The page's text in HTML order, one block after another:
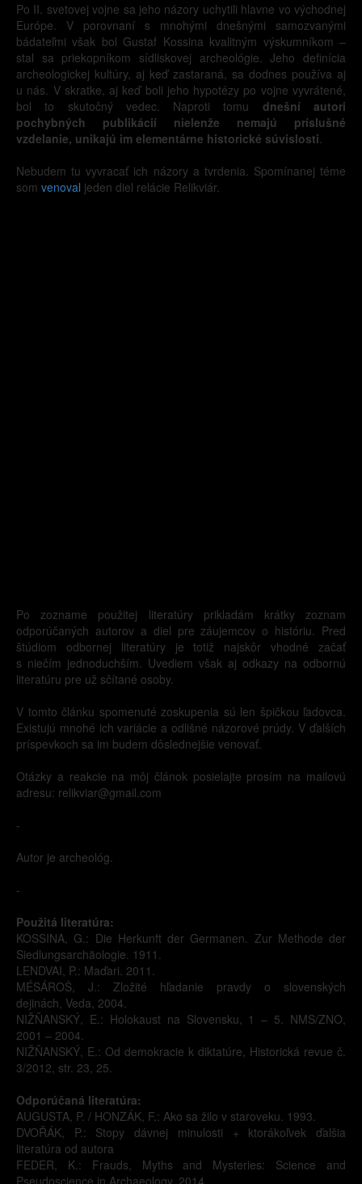
Po II. svetovej vojne sa jeho názory uchytili hlavne vo východnej
Európe. V porovnaní s mnohými dnešnými samozvanými
bádateľmi však bol Gustaf Kossina kvalitným výskumníkom –
stal sa priekopníkom sídliskovej archeológie. Jeho definícia
archeologickej kultúry, aj keď zastaraná, sa dodnes používa aj
u nás. V skratke, aj keď boli jeho hypotézy po vojne vyvrátené,
bol to skutočný vedec. Naproti tomu dnešní autori
pochybných publikácií nielenže nemajú príslušné
vzdelanie, unikajú im elementárne historické súvislosti.
Nebudem tu vyvracať ich názory a tvrdenia. Spomínanej téme
som venoval jeden diel relácie Relikviár.
Po zozname použitej literatúry prikladám krátky zoznam
odporúčaných autorov a diel pre záujemcov o históriu. Pred
štúdiom odbornej literatúry je totiž najskôr vhodné začať
s niečím jednoduchším. Uvediem však aj odkazy na odbornú
literatúru pre už sčítané osoby.
V tomto článku spomenuté zoskupenia sú len špičkou ľadovca.
Existujú mnohé ich variácie a odlišné názorové prúdy. V ďalších
príspevkoch sa im budem dôslednejšie venovať.
Otázky a reakcie na môj článok posielajte prosím na mailovú
adresu: relikviar@gmail.com
-
Autor je archeológ.
-
Použitá literatúra:
KOSSINA, G.: Die Herkunft der Germanen. Zur Methode der
Siedlungsarchäologie. 1911.
LENDVAI, P.: Maďari. 2011.
MÉSÁROŠ, J.: Zložité hľadanie pravdy o slovenských
dejinách, Veda, 2004.
NIŽŇANSKÝ, E.: Holokaust na Slovensku, 1 – 5. NMS/ZNO,
2001 – 2004.
NIŽŇANSKÝ, E.: Od demokracie k diktatúre, Historická revue č.
3/2012, str. 23, 25.
Odporúčaná literatúra:
AUGUSTA, P. / HONZÁK, F.: Ako sa žilo v staroveku. 1993.
DVOŘÁK, P.: Stopy dávnej minulosti + ktorákoľvek ďalšia
literatúra od autora
FEDER, K.: Frauds, Myths and Mysteries: Science and
Pseudoscience in Archaeology. 2014.